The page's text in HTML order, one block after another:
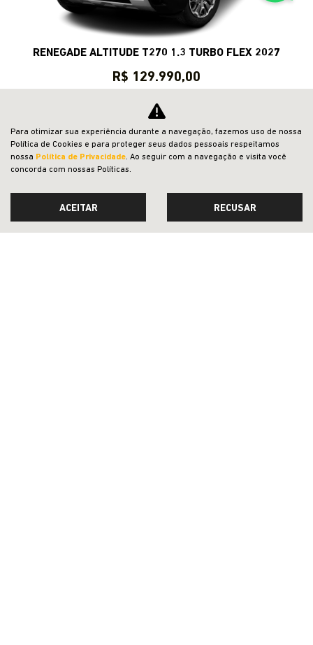
RENEGADE ALTITUDE T270 1.3 TURBO FLEX 2027
R$ 129.990,00
CONFIRA A OFERTA
Para otimizar sua experiência durante a navegação, fazemos uso de nossa
Política de Cookies e para proteger seus dados pessoais respeitamos
nossa Política de Privacidade. Ao seguir com a navegação e visita você
concorda com nossas Políticas.
ACEITAR RECUSAR